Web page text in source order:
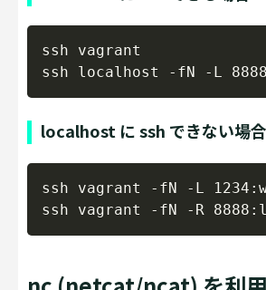
ssh vagrant
localhost に ssh できない場合
ssh vagrant -fN -L